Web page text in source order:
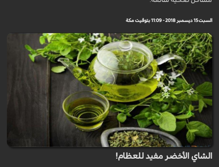
السبت 15 ديسمبر 2018 - 11:09 بتوقيت مكة
الشاي الأخضر مفيد للعظام!